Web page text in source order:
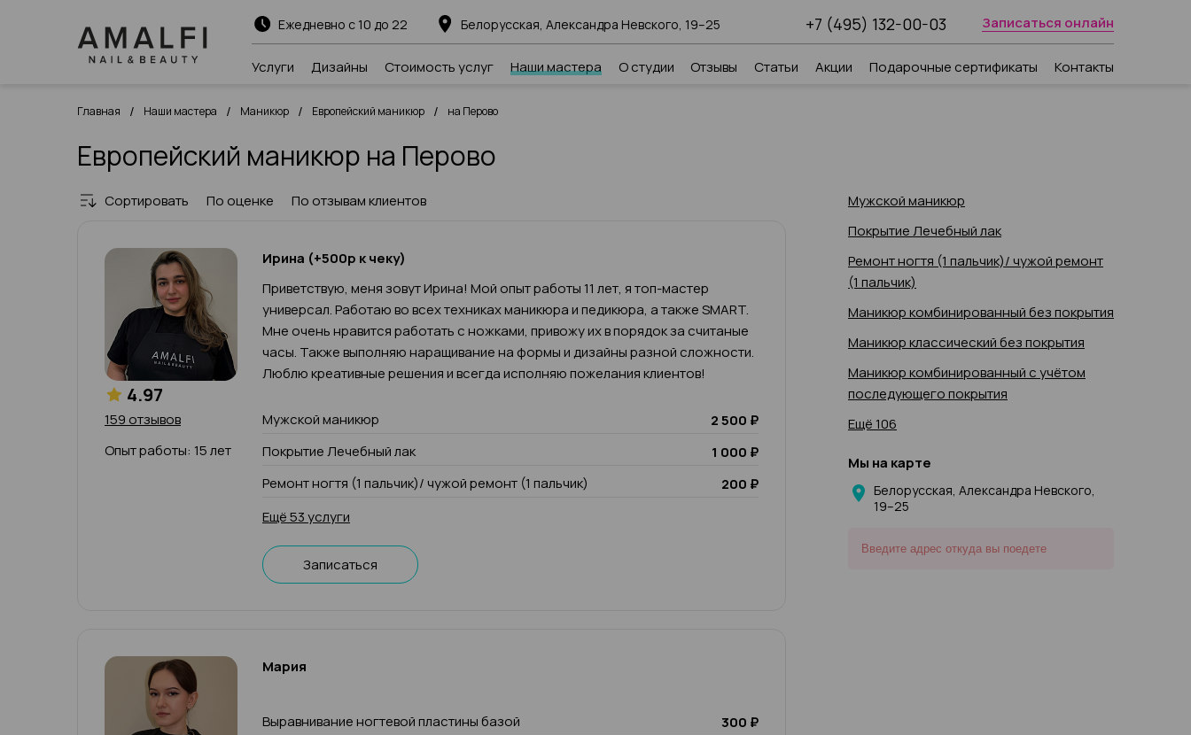
Ежедневно с 10 до 22 Белорусская, Александра Невского, 19–25 +7 (495) 132-00-03 Записаться онлайн
Услуги Дизайны Стоимость услуг Наши мастера О студии Отзывы Статьи Акции Подарочные сертификаты Контакты
Главная / Наши мастера / Маникюр / Европейский маникюр / на Перово
Европейский маникюр на Перово
Сортировать По оценке По отзывам клиентов
4.97
159 отзывов
Опыт работы: 15 лет
Ирина (+500р к чеку)
Приветствую, меня зовут Ирина! Мой опыт работы 11 лет, я топ-мастер
универсал. Работаю во всех техниках маникюра и педикюра, а также SMART.
Мне очень нравится работать с ножками, привожу их в порядок за считаные
часы. Также выполняю наращивание на формы и дизайны разной сложности.
Люблю креативные решения и всегда исполняю пожелания клиентов!
Мужской маникюр
2 500 ₽
Покрытие Лечебный лак
1 000 ₽
Ремонт ногтя (1 пальчик)/ чужой ремонт (1 пальчик)
200 ₽
Ещё 53 услуги
Записаться
Мария
Выравнивание ногтевой пластины базой
300 ₽
Мужской маникюр
Покрытие Лечебный лак
Ремонт ногтя (1 пальчик)/ чужой ремонт
(1 пальчик)
Маникюр комбинированный без покрытия
Маникюр классический без покрытия
Маникюр комбинированный с учётом
последующего покрытия
Ещё 106
Мы на карте
Белорусская, Александра Невского,
19–25